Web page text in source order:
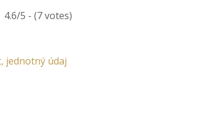
4.6/5 - (7 votes)
jednotný údaj